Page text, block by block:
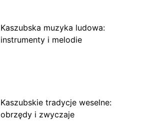
Kaszubska muzyka ludowa:
instrumenty i melodie
Kaszubskie tradycje weselne:
obrzędy i zwyczaje